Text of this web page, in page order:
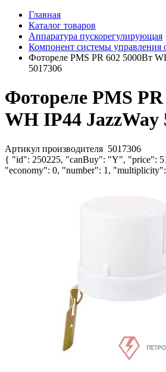
Главная
Каталог товаров
Аппаратура пускорегулирующая
Компонент системы управления
Фотореле PMS PR 602 5000Вт
5017306
Фотореле PMS
WH IP44 JazzWay
Артикул производителя 5017306
{ "id": 250225, "canBuy": "Y", "price":
"economy": 0, "number": 1,